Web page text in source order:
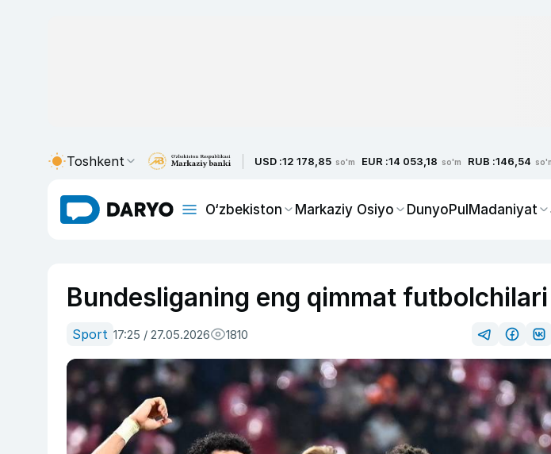
Toshkent USD :12 178,85 so'm EUR :14 053,18 so'm RUB :146,54
O‘zbekiston Markaziy Osiyo DunyoPulMadaniyat
Bundesliganing eng qimmat futbolchilari
Sport 17:25 / 27.05.2026 1810